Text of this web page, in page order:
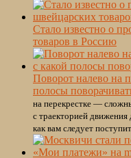
Стало известно о
товаров в Россию
Поворот налево на
полосы
на перекрестке —
с траекторией
как вам следует